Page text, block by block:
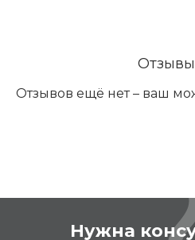
Отзывы
Отзывов ещё нет – ваш
Нужна